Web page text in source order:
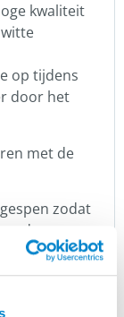
kwaliteit
op tijdens
door het
met de
zodat
zoals
met zwarte